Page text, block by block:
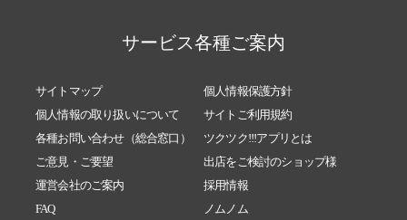
サービス各種ご案内
サイトマップ
個人情報保護方針
個人情報の取り扱いについて
サイトご利用規約
各種お問い合わせ（総合窓口）
ツクツク!!!アプリとは
ご意見・ご要望
出店をご検討のショップ様
運営会社のご案内
採用情報
FAQ
ノムノム